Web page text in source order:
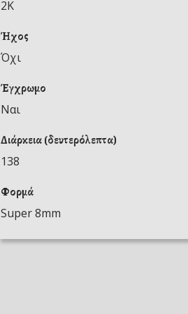
2K
Ήχος
Όχι
Έγχρωμο
Ναι
Διάρκεια (δευτερόλεπτα)
138
Φορμά
Super 8mm